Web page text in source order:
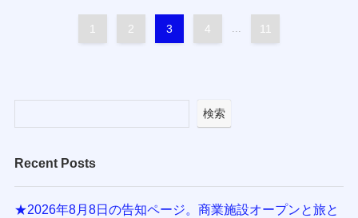
1 2 3 4 ... 11
検索
Recent Posts
★2026年8月8日の告知ページ。商業施設オープンと旅と